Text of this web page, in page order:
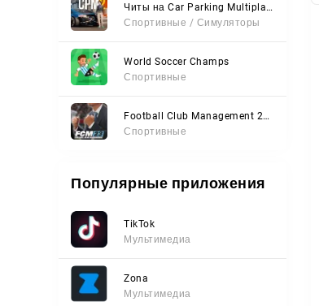
Читы на Car Parking Multiplayer 2 (Все открыто, Мод-Меню)
Спортивные / Симуляторы
World Soccer Champs
Спортивные
Football Club Management 2023
Спортивные
Популярные приложения
TikTok
Мультимедиа
Zona
Мультимедиа